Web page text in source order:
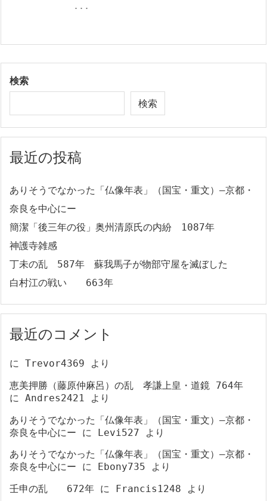
...
検索
検索
最近の投稿
ありそうでなかった「仏像年表」（国宝・重文）―京都・
奈良を中心にー
簡潔「後三年の役」奥州清原氏の内紛 1087年
神護寺雑感
丁未の乱 587年 蘇我馬子が物部守屋を滅ぼした
白村江の戦い 663年
最近のコメント
に Trevor4369 より
恵美押勝（藤原仲麻呂）の乱 孝謙上皇・道鏡 764年
に Andres2421 より
ありそうでなかった「仏像年表」（国宝・重文）―京都・
奈良を中心にー に Levi527 より
ありそうでなかった「仏像年表」（国宝・重文）―京都・
奈良を中心にー に Ebony735 より
壬申の乱 672年 に Francis1248 より